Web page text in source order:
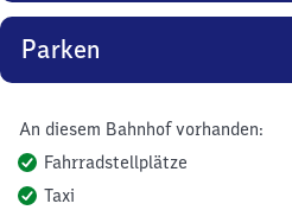
Parken
An diesem Bahnhof vorhanden:
Fahrradstellplätze
Taxi